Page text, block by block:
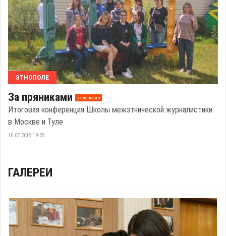
ЭТНОПОЛЕ
За пряниками эксклюзив
Итоговая конференция Школы межэтнической журналистики
в Москве и Туле
10.07.2019 19:25
ГАЛЕРЕИ